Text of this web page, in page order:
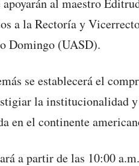
a la Rectoría y
Domingo (UASD).
se establecerá el
la institucionalidad
en el continente
a partir de las 10:00